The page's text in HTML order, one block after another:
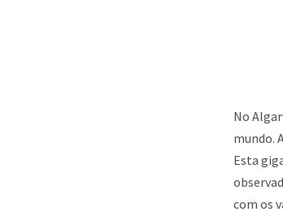
No
mundo.
Esta
com os